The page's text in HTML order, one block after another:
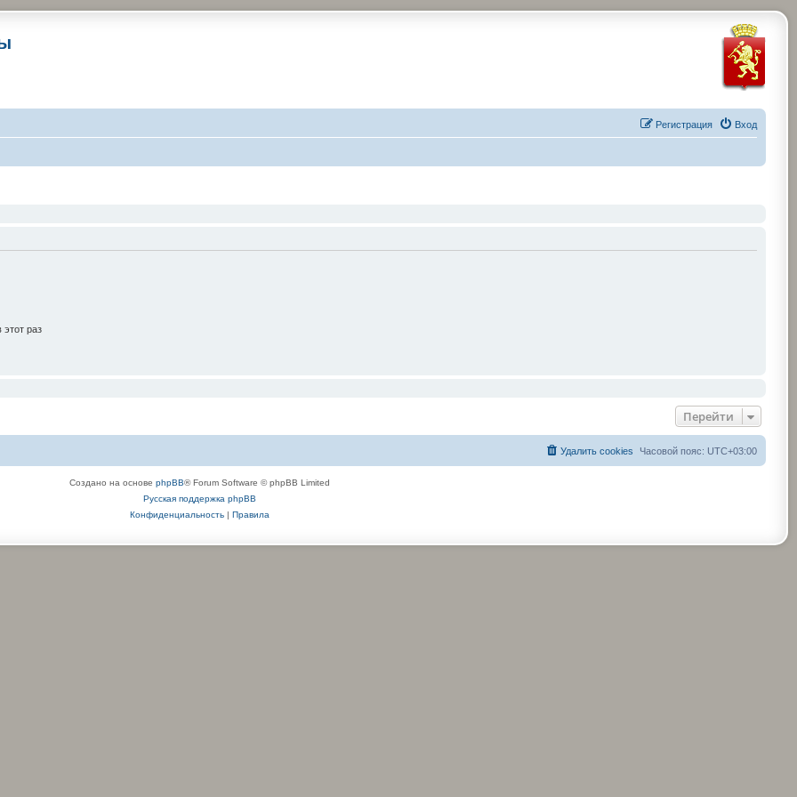
Вход
Регистрация
раз
Перейти
Часовой пояс: UTC+03:00
Удалить cookies
Создано на основе phpBB® Forum Software © phpBB Limited
Русская поддержка phpBB
Конфиденциальность| Правила